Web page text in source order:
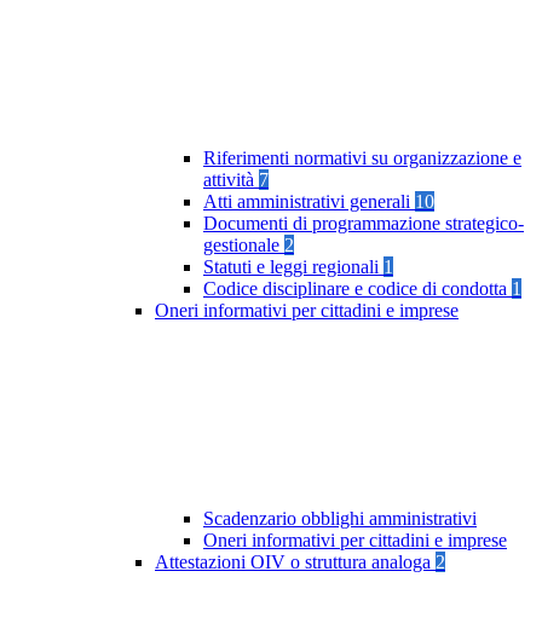
Riferimenti normativi su organizzazione e
attività 7
Atti amministrativi generali 10
Documenti di programmazione strategico-
gestionale 2
Statuti e leggi regionali 1
Codice disciplinare e codice di condotta 1
Oneri informativi per cittadini e imprese
Scadenzario obblighi amministrativi
Oneri informativi per cittadini e imprese
Attestazioni OIV o struttura analoga 2